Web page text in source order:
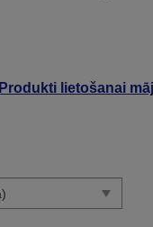
Produkti lietošanai